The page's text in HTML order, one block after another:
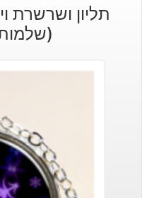
תליון ושרשרת